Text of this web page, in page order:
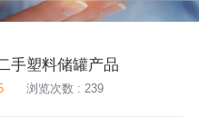
手塑料储罐产品
浏览次数 : 239